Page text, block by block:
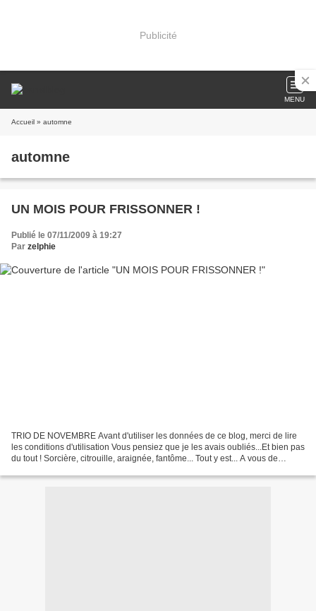
Publicité
MENU
Accueil » automne
automne
UN MOIS POUR FRISSONNER !
Publié le 07/11/2009 à 19:27
Par zelphie
TRIO DE NOVEMBRE Avant d'utiliser les données de ce blog, merci de lire
les conditions d'utilisation Vous pensiez que je les avais oubliés...Et bien pas
du tout ! Sorcière, citrouille, araignée, fantôme... Tout y est... A vous de